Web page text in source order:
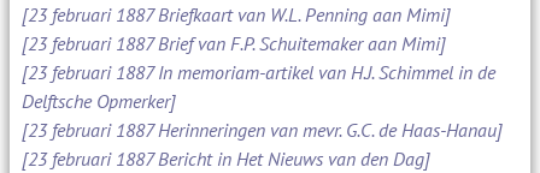
[23 februari 1887 Briefkaart van W.L. Penning aan Mimi]
[23 februari 1887 Brief van F.P. Schuitemaker aan Mimi]
[23 februari 1887 In memoriam-artikel van H.J. Schimmel in de
Delftsche Opmerker]
[23 februari 1887 Herinneringen van mevr. G.C. de Haas-Hanau]
[23 februari 1887 Bericht in Het Nieuws van den Dag]